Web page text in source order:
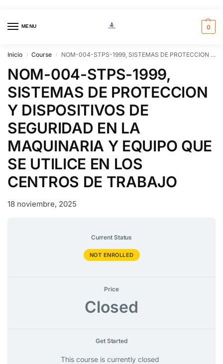
MENU 0
Inicio / Course / NOM-004-STPS-1999, SISTEMAS DE PROTECCION Y DISPOSITIVOS DE SEGURIDAD EN LA MAQUINARIA Y EQUIPO QUE SE UTILICE EN LOS CENTROS DE TRABAJO
NOM-004-STPS-1999,
SISTEMAS DE PROTECCION
Y DISPOSITIVOS DE
SEGURIDAD EN LA
MAQUINARIA Y EQUIPO QUE
SE UTILICE EN LOS
CENTROS DE TRABAJO
18 noviembre, 2025
Current Status
NOT ENROLLED
Price
Closed
Get Started
This course is currently closed